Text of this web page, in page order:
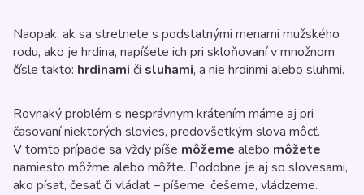
Naopak, ak sa stretnete s podstatnými menami mužského
rodu, ako je hrdina, napíšete ich pri skloňovaní v množnom
čísle takto: hrdinami či sluhami, a nie hrdinmi alebo sluhmi.
Rovnaký problém s nesprávnym krátením máme aj pri
časovaní niektorých slovies, predovšetkým slova môcť.
V tomto prípade sa vždy píše môžeme alebo môžete
namiesto môžme alebo môžte. Podobne je aj so slovesami,
ako písať, česať či vládať – píšeme, češeme, vládzeme.